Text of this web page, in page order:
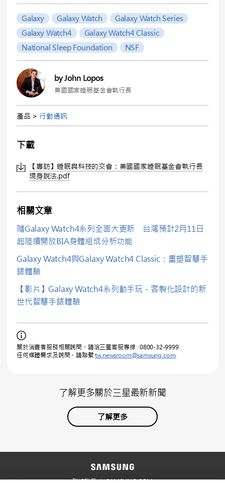
Galaxy Galaxy Watch
Galaxy Watch Series
Galaxy Watch4
Galaxy Watch4 Classic
National Sleep Foundation
NSF
by John Lopos
美國國家睡眠基金會執行長
產品 > 行動通訊
下載
【專訪】睡眠與科技的交會：美國國家睡眠基金會執行長
現身說法.pdf
相關文章
隨Galaxy Watch4系列全面大更新 台灣預計2月11日
起陸續開放BIA身體組成分析功能
Galaxy Watch4與Galaxy Watch4 Classic：重塑智慧手
錶體驗
【影片】Galaxy Watch4系列動手玩－客製化設計的新
世代智慧手錶體驗
關於消費者服務相關詢問，請洽三星客服專線 : 0800-32-9999
任何媒體需求及詢問，請聯繫tw.newsroom@samsung.com.
了解更多關於三星最新新聞
了解更多
聯絡我們 SAMSUNG.COM